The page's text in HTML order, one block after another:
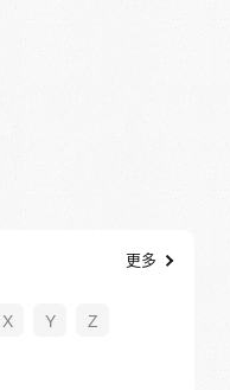
更多
X Y Z